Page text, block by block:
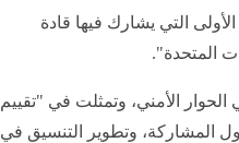
التي يشارك فيها قادة
المتحدة".
الأمني، وتمثلت في "تقييم
المشاركة، وتطوير التنسيق في